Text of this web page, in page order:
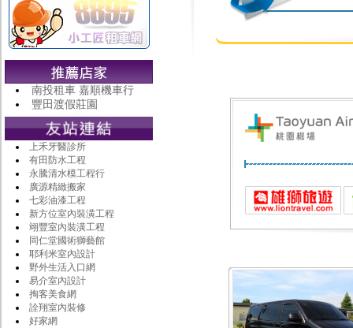
南投租車 嘉順機車行
豐田渡假莊園
上禾牙醫診所
有田防水工程
永騰清水模工程行
廣源精緻搬家
七彩油漆工程
新方位室內裝潢工程
翊豐室內裝潢工程
同仁堂國術獅藝館
耶利米室內設計
野外生活入口網
易介室內設計
掏客美食網
詮翔室內裝修
好家網